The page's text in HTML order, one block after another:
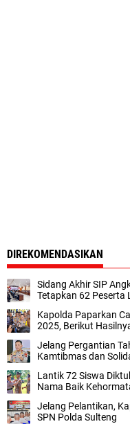
DIREKOMENDASIKAN
Sidang Akhir SIP
Tetapkan 62 Peserta
Kapolda Paparkan
2025, Berikut
Jelang Pergantian
Kamtibmas dan
Lantik 72 Siswa
Nama Baik
Jelang Pelantikan,
SPN Polda Sulteng